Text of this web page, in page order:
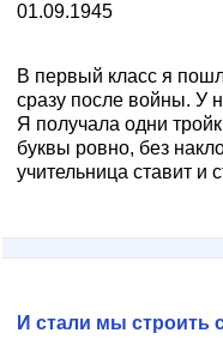
01.09.1945
В первый класс я
сразу после войны. У
Я получала одни
буквы ровно, без
учительница ставит и
И стали мы строить